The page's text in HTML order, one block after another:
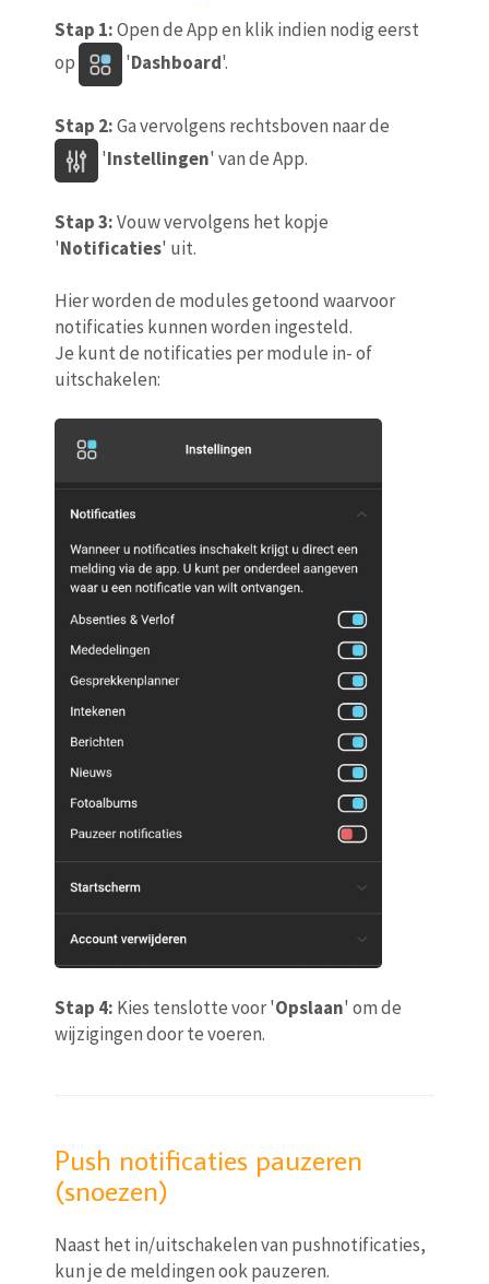
Stap 1:Open de App en klik indien nodig eerst
op
'Dashboard'.
Stap 2:Ga vervolgens rechtsboven naar de
'Instellingen' van de App.
Stap 3:Vouw vervolgens het kopje
'Notificaties' uit.
Hier worden de modules getoond waarvoor
notificaties kunnen worden ingesteld.
Je kunt de notificaties per module in- of
uitschakelen:
Stap 4: Kies tenslotte voor 'Opslaan' om de
wijzigingen door te voeren.
Push notificaties pauzeren
(snoezen)
Naast het in/uitschakelen van pushnotificaties,
kun je de meldingen ook pauzeren.